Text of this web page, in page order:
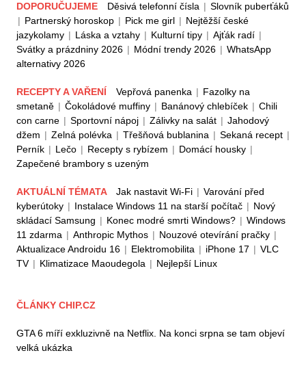
DOPORUČUJEME Děsivá telefonní čísla | Slovník puberťáků
| Partnerský horoskop | Pick me girl | Nejtěžší české
jazykolamy | Láska a vztahy | Kulturní tipy | Ajťák radí |
Svátky a prázdniny 2026 | Módní trendy 2026 | WhatsApp
alternativy 2026
RECEPTY A VAŘENÍ Vepřová panenka | Fazolky na
smetaně | Čokoládové muffiny | Banánový chlebíček | Chili
con carne | Sportovní nápoj | Zálivky na salát | Jahodový
džem | Zelná polévka | Třešňová bublanina | Sekaná recept |
Perník | Lečo | Recepty s rybízem | Domácí housky |
Zapečené brambory s uzeným
AKTUÁLNÍ TÉMATA Jak nastavit Wi-Fi | Varování před
kyberútoky | Instalace Windows 11 na starší počítač | Nový
skládací Samsung | Konec modré smrti Windows? | Windows
11 zdarma | Anthropic Mythos | Nouzové otevírání pračky |
Aktualizace Androidu 16 | Elektromobilita | iPhone 17 | VLC
TV | Klimatizace Maoudegola | Nejlepší Linux
ČLÁNKY CHIP.CZ
GTA 6 míří exkluzivně na Netflix. Na konci srpna se tam objeví
velká ukázka